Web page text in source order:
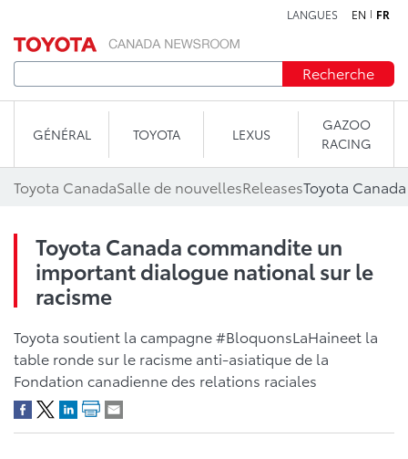
LANGUES EN FR
Recherche
GÉNÉRAL TOYOTA LEXUS
GAZOO
RACING
Toyota CanadaSalle de nouvellesReleases
Toyota Canada commandite un
important dialogue national sur le
racisme
Toyota soutient la campagne #BloquonsLaHaineet la
table ronde sur le racisme anti-asiatique de la
Fondation canadienne des relations raciales